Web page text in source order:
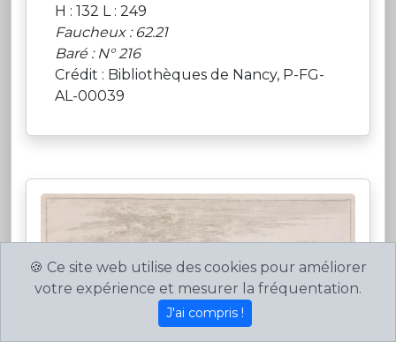
H : 132 L : 249
Faucheux : 62.21
Baré : N° 216
Crédit : Bibliothèques de Nancy, P-FG-
AL-00039
🍪 Ce site web utilise des cookies pour améliorer
votre expérience et mesurer la fréquentation.
J'ai compris !